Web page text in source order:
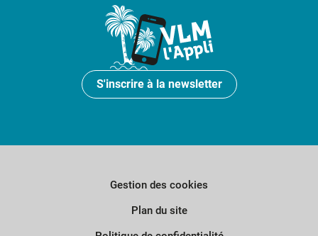
S'inscrire à la newsletter
Gestion des cookies
Plan du site